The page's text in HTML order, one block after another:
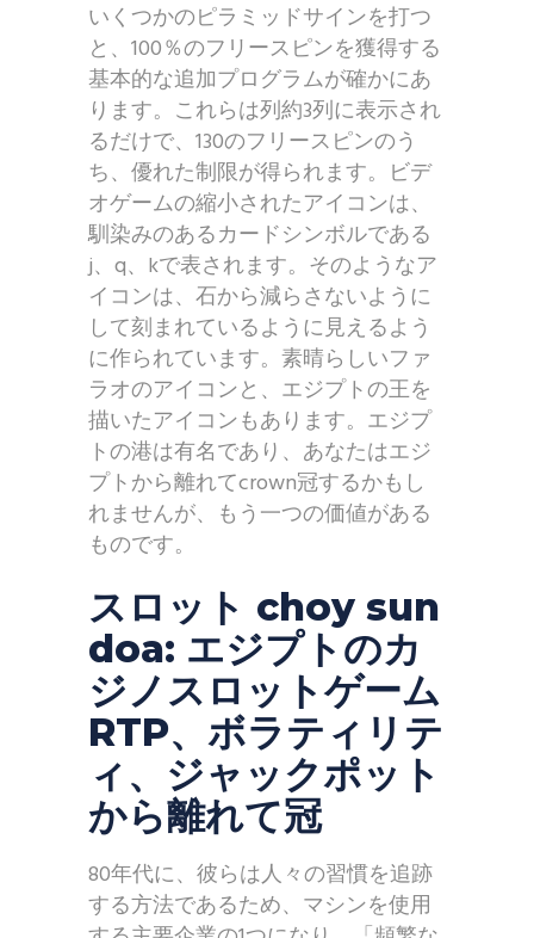
いくつかのピラミッドサインを打つ
と、100％のフリースピンを獲得する
基本的な追加プログラムが確かにあ
ります。これらは列約3列に表示され
るだけで、130のフリースピンのう
ち、優れた制限が得られます。ビデ
オゲームの縮小されたアイコンは、
馴染みのあるカードシンボルである
j、q、kで表されます。そのようなア
イコンは、石から減らさないように
して刻まれているように見えるよう
に作られています。素晴らしいファ
ラオのアイコンと、エジプトの王を
描いたアイコンもあります。エジプ
トの港は有名であり、あなたはエジ
プトから離れてcrown冠するかもし
れませんが、もう一つの価値がある
ものです。
スロット choy sun
doa: エジプトのカ
ジノスロットゲーム
RTP、ボラティリテ
ィ、ジャックポット
から離れて冠
80年代に、彼らは人々の習慣を追跡
する方法であるため、マシンを使用